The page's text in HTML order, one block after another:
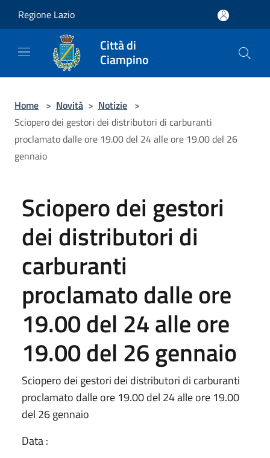
Regione Lazio
Città di
Ciampino
Home > Novità > Notizie >
Sciopero dei gestori dei distributori di carburanti
proclamato dalle ore 19.00 del 24 alle ore 19.00 del 26
gennaio
Sciopero dei gestori
dei distributori di
carburanti
proclamato dalle ore
19.00 del 24 alle ore
19.00 del 26 gennaio
Sciopero dei gestori dei distributori di carburanti
proclamato dalle ore 19.00 del 24 alle ore 19.00
del 26 gennaio
Data :